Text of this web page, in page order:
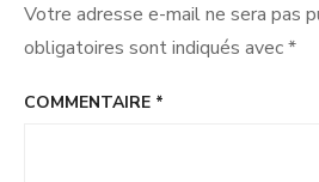
inquiètent
Votre adresse e-mail ne sera pas
obligatoires sont indiqués avec*
COMMENTAIRE *